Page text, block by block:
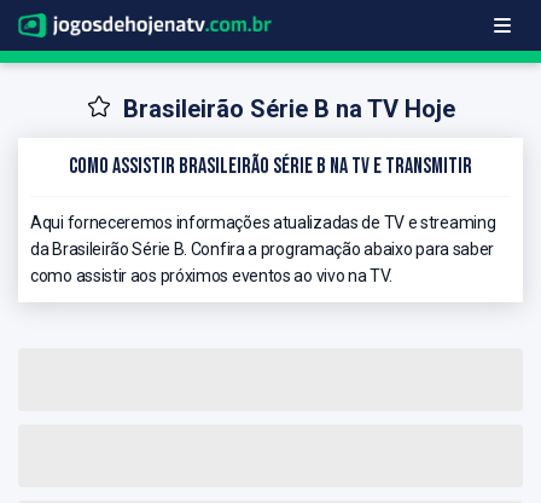
Brasileirão Série B na TV Hoje
Como Assistir Brasileirão Série B na TV e Transmitir
Aqui forneceremos informações atualizadas de TV e streaming
da Brasileirão Série B. Confira a programação abaixo para saber
como assistir aos próximos eventos ao vivo na TV.